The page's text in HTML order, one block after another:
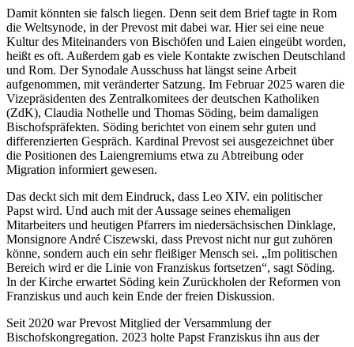
Damit könnten sie falsch liegen. Denn seit dem Brief tagte in Rom
die Weltsynode, in der Prevost mit dabei war. Hier sei eine neue
Kultur des Miteinanders von Bischöfen und Laien eingeübt worden,
heißt es oft. Außerdem gab es viele Kontakte zwischen Deutschland
und Rom. Der Synodale Ausschuss hat längst seine Arbeit
aufgenommen, mit veränderter Satzung. Im Februar 2025 waren die
Vizepräsidenten des Zentralkomitees der deutschen Katholiken
(ZdK), Claudia Nothelle und Thomas Söding, beim damaligen
Bischofspräfekten. Söding berichtet von einem sehr guten und
differenzierten Gespräch. Kardinal Prevost sei ausgezeichnet über
die Positionen des Laiengremiums etwa zu Abtreibung oder
Migration informiert gewesen.
Das deckt sich mit dem Eindruck, dass Leo XIV. ein politischer
Papst wird. Und auch mit der Aussage seines ehemaligen
Mitarbeiters und heutigen Pfarrers im niedersächsischen Dinklage,
Monsignore André Ciszewski, dass Prevost nicht nur gut zuhören
könne, sondern auch ein sehr fleißiger Mensch sei. „Im politischen
Bereich wird er die Linie von Franziskus fortsetzen“, sagt Söding.
In der Kirche erwartet Söding kein Zurückholen der Reformen von
Franziskus und auch kein Ende der freien Diskussion.
Seit 2020 war Prevost Mitglied der Versammlung der
Bischofskongregation. 2023 holte Papst Franziskus ihn aus der